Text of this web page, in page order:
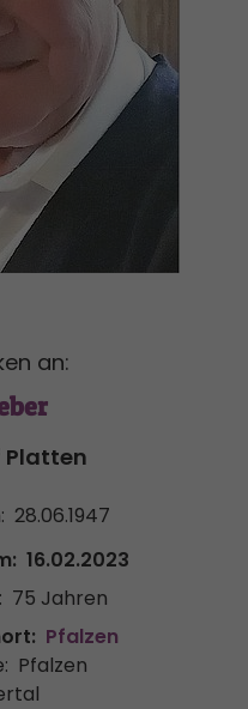
an:
Platten
28.06.1947
16.02.2023
75 Jahren
Pfalzen
Pfalzen